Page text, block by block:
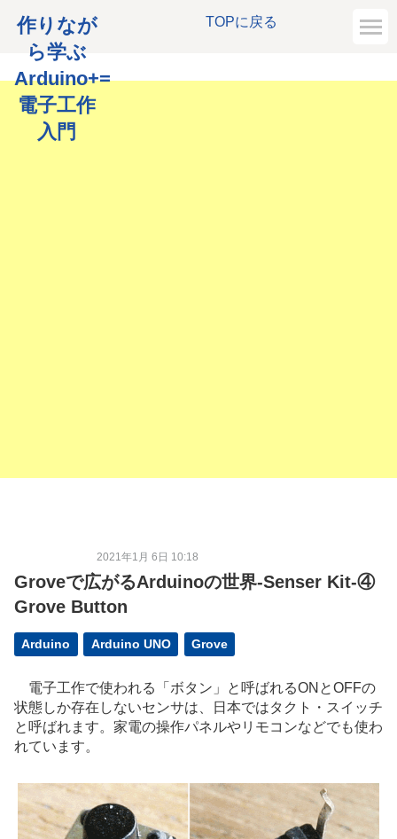
TOPに戻る
作りなが
ら学ぶ
Arduino+=
電子工作
入門
2021年1月 6日 10:18
Groveで広がるArduinoの世界-Senser Kit-④
Grove Button
Arduino Arduino UNO Grove
電子工作で使われる「ボタン」と呼ばれるONとOFFの
状態しか存在しないセンサは、日本ではタクト・スイッチ
と呼ばれます。家電の操作パネルやリモコンなどでも使わ
れています。